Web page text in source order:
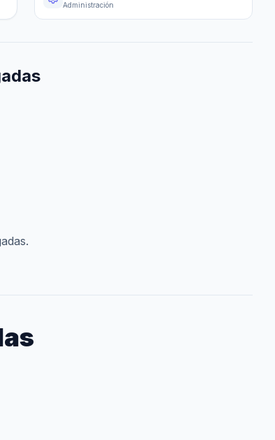
Administración